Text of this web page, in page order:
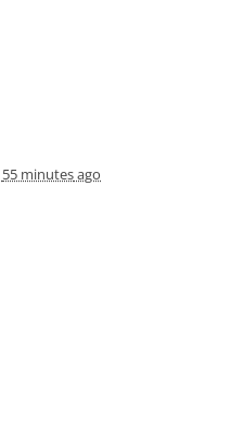
55 minutesago